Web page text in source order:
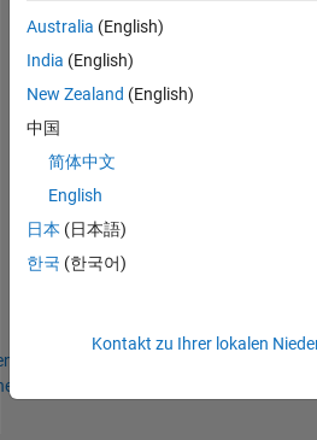
MATLAB
Answers
Abzeichen
Alle
18 Oct 2017
Australia (English)
India (English)
New Zealand (English)
中国
简体中文
English
日本 (日本語)
한국 (한국어)
Kontakt zu Ihrer lokalen